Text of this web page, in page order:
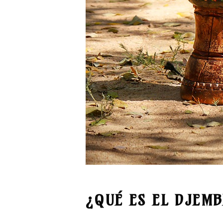
¿QUÉ ES EL